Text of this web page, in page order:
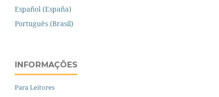
Español (España)
Português (Brasil)
INFORMAÇÕES
Para Leitores